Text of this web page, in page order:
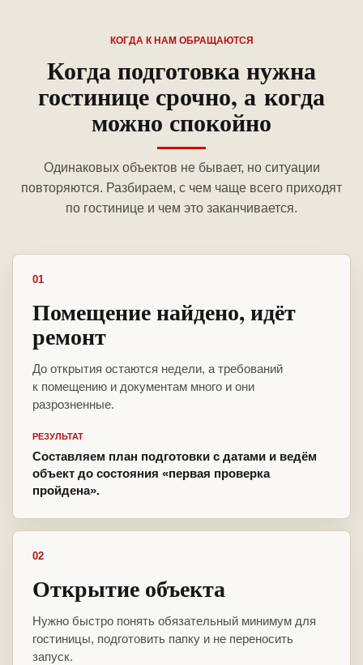
КОГДА К НАМ ОБРАЩАЮТСЯ
Когда подготовка нужна
гостинице срочно, а когда
можно спокойно
Одинаковых объектов не бывает, но ситуации
повторяются. Разбираем, с чем чаще всего приходят
по гостинице и чем это заканчивается.
01
Помещение найдено, идёт
ремонт
До открытия остаются недели, а требований
к помещению и документам много и они
разрозненные.
РЕЗУЛЬТАТ
Составляем план подготовки с датами и ведём
объект до состояния «первая проверка
пройдена».
02
Открытие объекта
Нужно быстро понять обязательный минимум для
гостиницы, подготовить папку и не переносить
запуск.